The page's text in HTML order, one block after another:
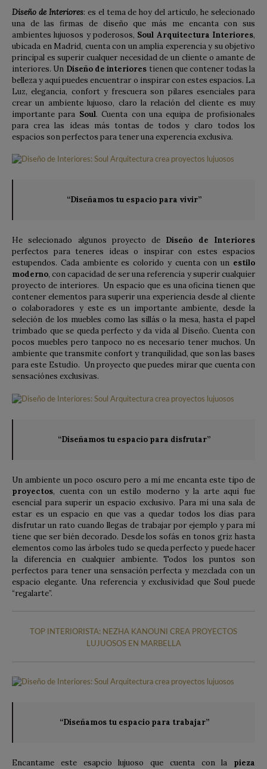
Diseño de Interiores: es el tema de hoy del articulo, he selecionado
una de las firmas de diseño que más me encanta con sus
ambientes lujuosos y poderosos, Soul Arquitectura Interiores,
ubicada en Madrid, cuenta con un amplia experencia y su objetivo
principal es superir cualquer necesidad de un cliente o amante de
interiores. Un Diseño de interiores tienen que contener todas la
belleza y aquí puedes encuentrar o inspirar con estes espacios. La
Luz, elegancia, confort y frescuera son pilares esenciales para
crear un ambiente lujuoso, claro la relación del cliente es muy
importante para Soul. Cuenta con una equipa de profisionales
para crea las ideas más tontas de todos y claro todos los
espacios son perfectos para tener una experencia exclusiva.
“Diseñamos tu espacio para vivir”
He selecionado algunos proyecto de Diseño de Interiores
perfectos para teneres ideas o inspirar con estes espacios
estupendos. Cada ambiente es colorido y cuenta con un estilo
moderno, con capacidad de ser una referencia y superir cualquier
proyecto de interiores. Un espacio que es una oficina tienen que
contener elementos para superir una experiencia desde al cliente
o colaboradores y este es un importante ambiente, desde la
seleción de los muebles como las sillás o la mesa, hasta el papel
trimbado que se queda perfecto y da vida al Diseño. Cuenta con
pocos muebles pero tanpoco no es necesario tener muchos. Un
ambiente que transmite confort y tranquilidad, que son las bases
para este Estudio. Un proyecto que puedes mirar que cuenta con
sensaciónes exclusivas.
“Diseñamos tu espacio para disfrutar”
Un ambiente un poco oscuro pero a mí me encanta este tipo de
proyectos, cuenta con un estilo moderno y la arte aqui fue
esencial para superir un espacio exclusivo. Para mí una sala de
estar es un espacio en que vas a quedar todos los días para
disfrutar un rato cuando llegas de trabajar por ejemplo y para mí
tiene que ser bién decorado. Desde los sofás en tonos griz hasta
elementos como las árboles tudo se queda perfecto y puede hacer
la diferencia en cualquier ambiente. Todos los puntos son
perfectos para tener una sensación perfecta y mezclada con un
espacio elegante. Una referencia y exclusividad que Soul puede
“regalarte”.
TOP INTERIORISTA: NEZHA KANOUNI CREA PROYECTOS
LUJUOSOS EN MARBELLA
“Diseñamos tu espacio para trabajar”
Encantame este esapcio lujuoso que cuenta con la pieza